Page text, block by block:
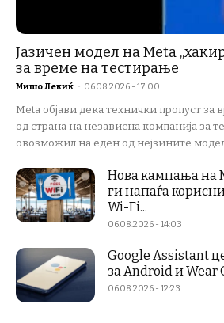
Јазичен модел на Meta
за време на тестирање
Мишо Лекиќ - 06.08.2026 - 17:00
Meta објави дека технички пропуст за
од страна на независна компанија за
овозможил на еден од нејзините
Нова кампања на
ги напаѓа
Wi-Fi...
06.08.2026 - 14:03
Google Assistant
за Android и Wear
06.08.2026 - 12:23